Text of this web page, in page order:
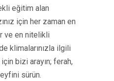
eğitim alan
için her zaman en
ve en nitelikli
klimalarınızla ilgili
bizi arayın; ferah,
sürün.